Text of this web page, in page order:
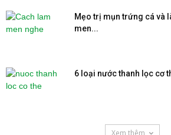
Mẹo trị mụn trứng cá và
men...
6 loại nước thanh lọc cơ
Xem thêm